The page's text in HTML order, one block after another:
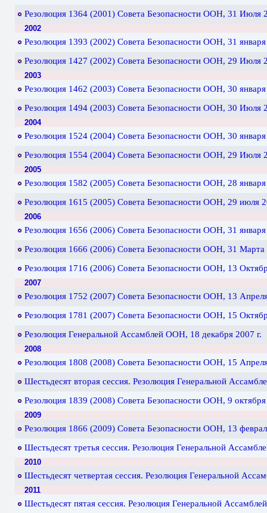
Резолюция 1364 (2001) Cовета Безопасности ООН, 31 Июля
2002
Резолюция 1393 (2002) Cовета Безопасности ООН, 31 января
Резолюция 1427 (2002) Совета Безопасности ООН, 29 Июля
2003
Резолюция 1462 (2003) Совета Безопасности ООН, 30
Резолюция 1494 (2003) Cовета Безопасности ООН, 30 Июля
2004
Резолюция 1524 (2004) Совета Безопасности ООН, 30
Резолюция 1554 (2004) Совета Безопасности ООН, 29 Июля
2005
Резолюция 1582 (2005) Совета Безопасности ООН, 28
Резолюция 1615 (2005) Совета Безопасности ООН, 29 июля
2006
Резолюция 1656 (2006) Совета Безопасности ООН, 31
Резолюция 1666 (2006) Cовета Безопасности ООН, 31 Марта
Резолюция 1716 (2006) Cовета Безопасности ООН, 13
2007
Резолюция 1752 (2007) Cовета Безопасности ООН, 13
Резолюция 1781 (2007) Cовета Безопасности ООН, 15
Резолюция Генеральной Ассамблей ООН, 18 декабря 2007 г.
2008
Резолюция 1808 (2008) Cовета Безопасности ООН, 15
Шестьдесят вторая сессия. Резолюция Генеральной
Резолюция 1839 (2008) Совета Безопасности ООН, 9
2009
Резолюция 1866 (2009) Совета Безопасности ООН, 13
Шестьдесят третья сессия. Резолюция Генеральной
2010
Шестьдесят четвертая сессия. Резолюция Генеральной
2011
Шестьдесят пятая сессия. Резолюция Генеральной